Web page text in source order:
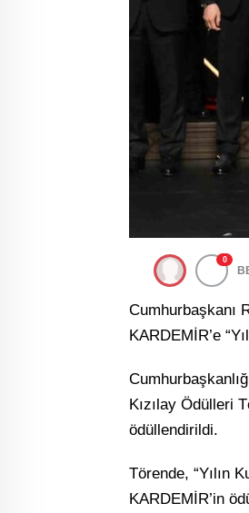
0
Cumhurbaşkanı
KARDEMİR’e
Kızılay Ödülleri
ödüllendirildi.
Törende, “Yılın
KARDEMİR’in